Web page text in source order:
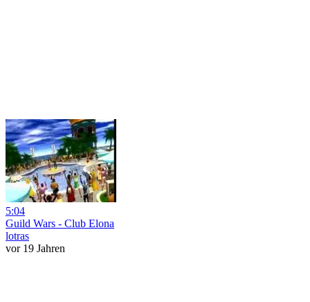
5:04
Guild Wars - Club Elona
lotras
vor 19 Jahren